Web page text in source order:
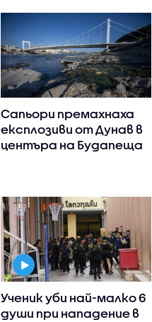
Сапьори премахнаха
експлозиви от Дунав в
центъра на Будапеща
Ученик уби най-малко 6
души при нападение в